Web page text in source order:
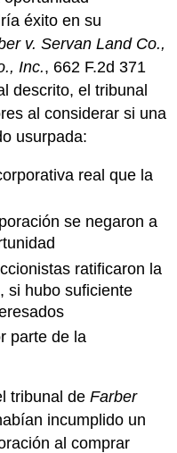
éxito en su
v. Servan Land Co.,
Inc., 662 F.2d 371
descrito, el tribunal
al considerar si una
usurpada:
real que la
se negaron a
ratificaron la
si hubo suficiente
parte de la
tribunal deFarber
incumplido un
al comprar